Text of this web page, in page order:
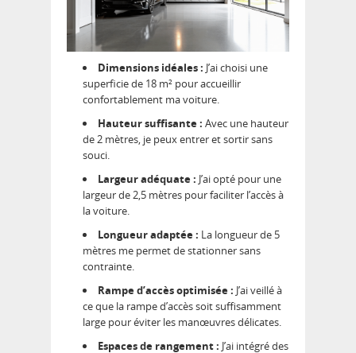
Dimensions idéales : J’ai choisi une
superficie de 18 m² pour accueillir
confortablement ma voiture.
Hauteur suffisante : Avec une hauteur
de 2 mètres, je peux entrer et sortir sans
souci.
Largeur adéquate : J’ai opté pour une
largeur de 2,5 mètres pour faciliter l’accès à
la voiture.
Longueur adaptée : La longueur de 5
mètres me permet de stationner sans
contrainte.
Rampe d’accès optimisée : J’ai veillé à
ce que la rampe d’accès soit suffisamment
large pour éviter les manœuvres délicates.
Espaces de rangement : J’ai intégré des